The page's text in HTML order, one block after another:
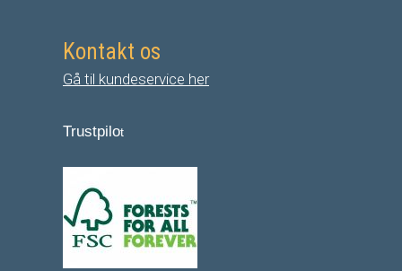
Kontakt os
Gå til kundeservice her
Trustpilot